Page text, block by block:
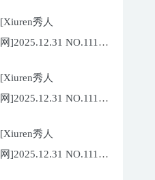
[82P/854.18MB]
[Xiuren秀人
网]2025.12.31 NO.11183
[Xiuren秀人
网]2025.12.31 NO.11182
[81P/959.10MB]
[Xiuren秀人
网]2025.12.31 NO.11180